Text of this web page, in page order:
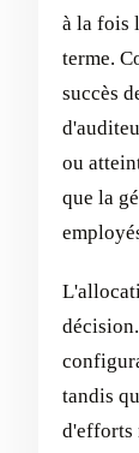
à la fois
terme.
succès
ou
que la
tandis
d'efforts